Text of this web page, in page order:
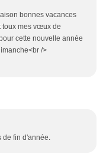
bonnes vacances
toux mes vœux de
cette nouvelle année
/>
de fin d'année.